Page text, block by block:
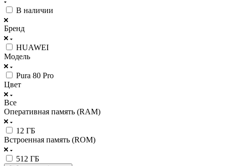
В наличии
Бренд
HUAWEI
Модель
Pura 80 Pro
Цвет
Все
Оперативная память (RAM)
12 ГБ
Встроенная память (ROM)
512 ГБ